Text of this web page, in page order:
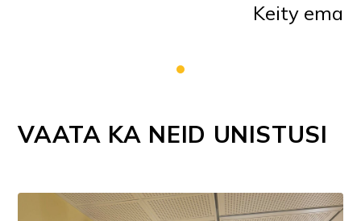
Keity ema
VAATA KA NEID UNISTUSI